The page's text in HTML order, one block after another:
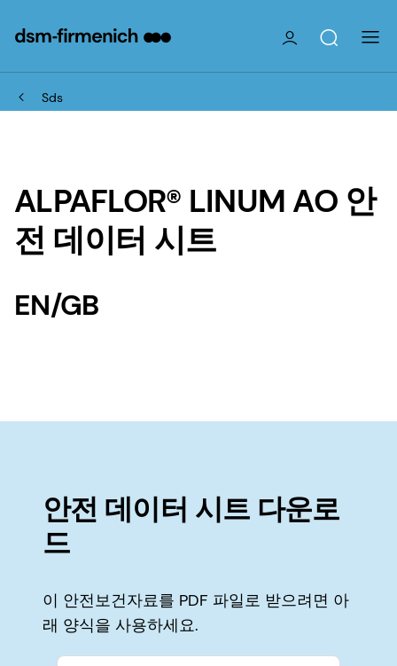
Sds
ALPAFLOR® LINUM AO 안
전 데이터 시트
EN/GB
안전 데이터 시트 다운로
드
이 안전보건자료를 PDF 파일로 받으려면 아
래 양식을 사용하세요.